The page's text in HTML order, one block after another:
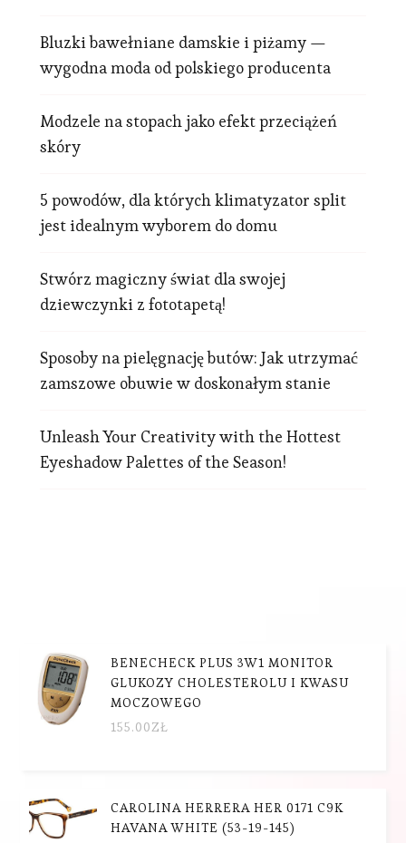
Bluzki bawełniane damskie i piżamy —
wygodna moda od polskiego producenta
Modzele na stopach jako efekt przeciążeń
skóry
5 powodów, dla których klimatyzator split
jest idealnym wyborem do domu
Stwórz magiczny świat dla swojej
dziewczynki z fototapetą!
Sposoby na pielęgnację butów: Jak utrzymać
zamszowe obuwie w doskonałym stanie
Unleash Your Creativity with the Hottest
Eyeshadow Palettes of the Season!
BENECHECK PLUS 3W1 MONITOR
GLUKOZY CHOLESTEROLU I KWASU
MOCZOWEGO
155.00ZŁ
CAROLINA HERRERA HER 0171 C9K
HAVANA WHITE (53-19-145)